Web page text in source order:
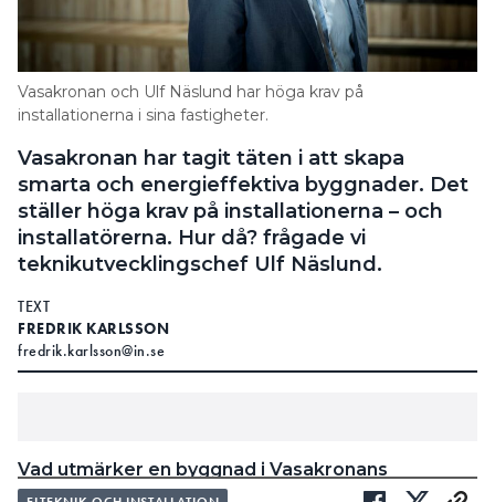
Vasakronan och Ulf Näslund har höga krav på
installationerna i sina fastigheter.
Vasakronan har tagit täten i att skapa
smarta och energieffektiva byggnader. Det
ställer höga krav på installationerna – och
installatörerna. Hur då? frågade vi
teknikutvecklingschef Ulf Näslund.
TEXT
FREDRIK KARLSSON
fredrik.karlsson@in.se
Vad utmärker en byggnad i Vasakronans
bestånd?